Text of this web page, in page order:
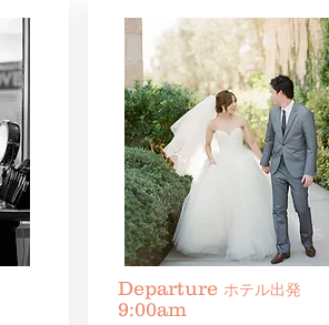
Departure ホテル出発
9:00am